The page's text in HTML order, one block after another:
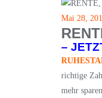
Mai 28,
–
richtige
mehr